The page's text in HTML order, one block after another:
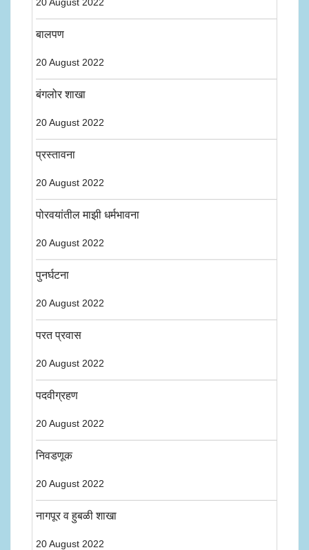
20 August 2022
बालपण
20 August 2022
बंगलोर शाखा
20 August 2022
प्रस्तावना
20 August 2022
पोरवयांतील माझी धर्मभावना
20 August 2022
पुनर्घटना
20 August 2022
परत प्रवास
20 August 2022
पदवीग्रहण
20 August 2022
निवडणूक
20 August 2022
नागपूर व हुबळी शाखा
20 August 2022